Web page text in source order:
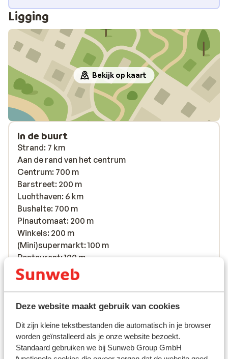
Deze website maakt gebruik van cookies
Dit zijn kleine tekstbestanden die automatisch in je browser
worden geïnstalleerd als je onze website bezoekt.
Standaard gebruiken we bij Sunweb Group GmbH
Ligging
Bekijk op kaart
In de buurt
Strand: 7 km
Aan de rand van het centrum
Centrum: 700 m
Barstreet: 200 m
Luchthaven: 6 km
Bushalte: 700 m
Pinautomaat: 200 m
Winkels: 200 m
(Mini)supermarkt: 100 m
Restaurant: 100 m
Apotheek: 700 m
Arts: 700 m
Ziekenhuis: 4 km
Ook interessant voor jou